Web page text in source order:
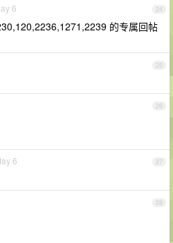
24
6
的专属回帖
25
26
27
6
28